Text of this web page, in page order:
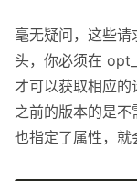
毫无疑问，这些
头，你必须在
才可以获取相应的
之前的版本的是
也指定了属性，就